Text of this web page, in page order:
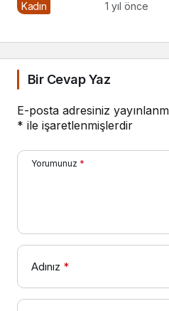
Blush & To Go Bronzer
Kadın 1 yıl önce
Bir Cevap Yaz
E-posta adresiniz
* ile işaretlenmişlerdir
Yorumunuz *
Adınız *